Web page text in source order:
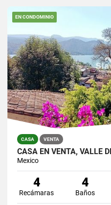
EN CONDOMINIO
CASA VENTA
Mexico
4
Recámaras
4
Baños